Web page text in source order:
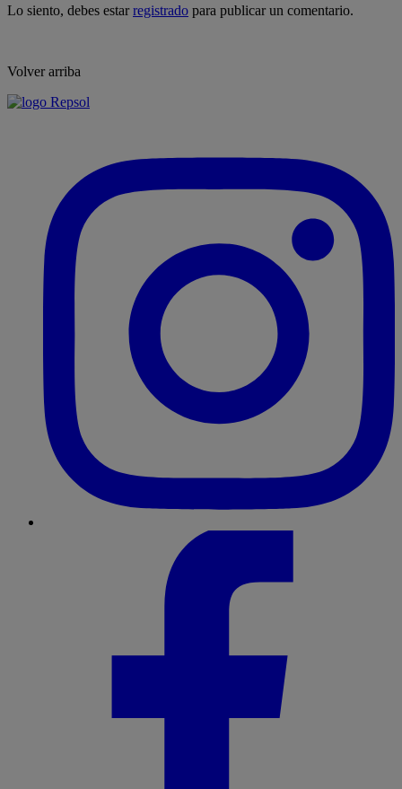
Lo siento, debes estarregistrado para publicar un comentario.
Volver arriba